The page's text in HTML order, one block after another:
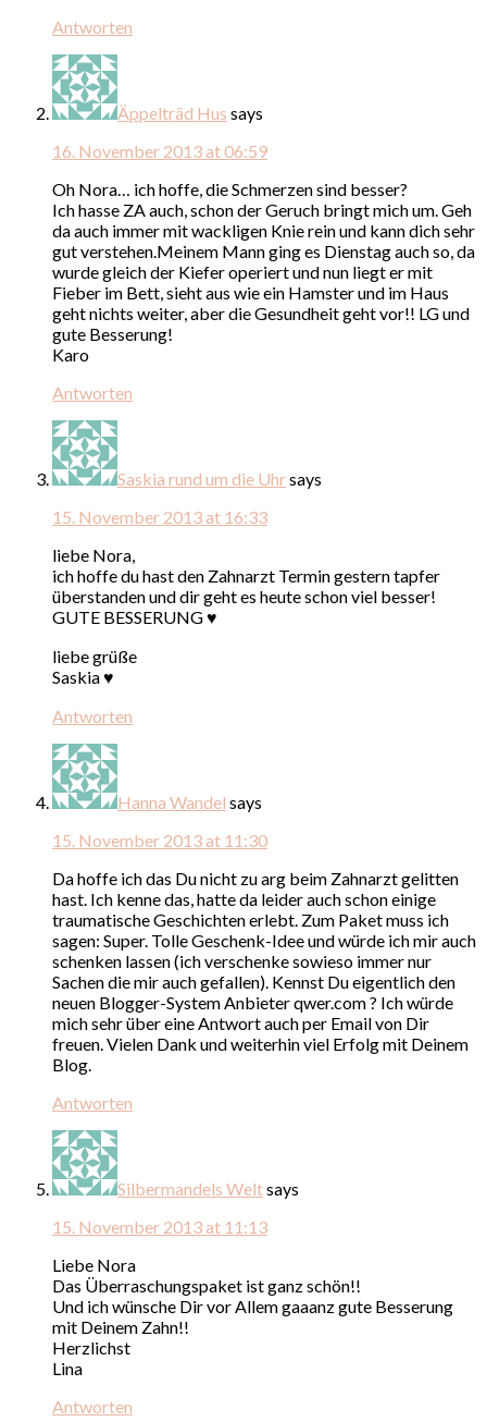
Antworten
Äppelträd Hus says
16. November 2013 at 06:59
Oh Nora… ich hoffe, die Schmerzen sind besser?
Ich hasse ZA auch, schon der Geruch bringt mich um. Geh
da auch immer mit wackligen Knie rein und kann dich sehr
gut verstehen.Meinem Mann ging es Dienstag auch so, da
wurde gleich der Kiefer operiert und nun liegt er mit
Fieber im Bett, sieht aus wie ein Hamster und im Haus
geht nichts weiter, aber die Gesundheit geht vor!! LG und
gute Besserung!
Karo
Antworten
Saskia rund um die Uhrsays
15. November 2013 at 16:33
liebe Nora,
ich hoffe du hast den Zahnarzt Termin gestern tapfer
überstanden und dir geht es heute schon viel besser!
GUTE BESSERUNG ♥
liebe grüße
Saskia ♥
Antworten
Hanna Wandel says
15. November 2013 at 11:30
Da hoffe ich das Du nicht zu arg beim Zahnarzt gelitten
hast. Ich kenne das, hatte da leider auch schon einige
traumatische Geschichten erlebt. Zum Paket muss ich
sagen: Super. Tolle Geschenk-Idee und würde ich mir auch
schenken lassen (ich verschenke sowieso immer nur
Sachen die mir auch gefallen). Kennst Du eigentlich den
neuen Blogger-System Anbieter qwer.com ? Ich würde
mich sehr über eine Antwort auch per Email von Dir
freuen. Vielen Dank und weiterhin viel Erfolg mit Deinem
Blog.
Antworten
Silbermandels Weltsays
15. November 2013 at 11:13
Liebe Nora
Das Überraschungspaket ist ganz schön!!
Und ich wünsche Dir vor Allem gaaanz gute Besserung
mit Deinem Zahn!!
Herzlichst
Lina
Antworten